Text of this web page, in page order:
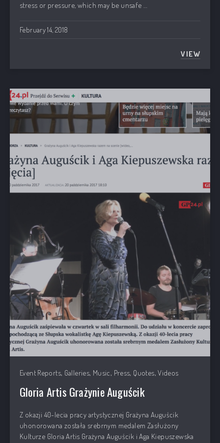
stress or pressure, which may be unsafe …
February 14, 2018
VIEW
Event Reports, Galleries, Music, Press, Quotes,Videos
Gloria Artis Grażynie Auguścik
Z okazji 40-lecia pracy artystycznej Grażyna Auguścik
uhonorowana została srebrnym medalem Zasłużony
Kulturze Gloria Artis Grażyna Auguścik i Aga Kiepuszewska